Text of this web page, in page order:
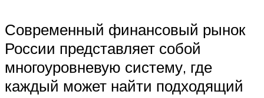
Современный финансовый рынок
России представляет собой
многоуровневую систему, где
каждый может найти подходящий